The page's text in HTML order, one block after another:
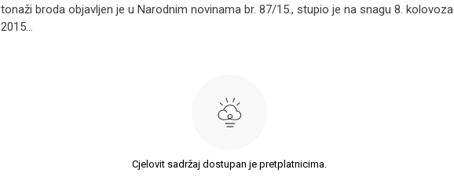
tonaži broda objavljen je u Narodnim novinama br. 87/15., stupio je na snagu 8. kolovoza
2015...
Cjelovit sadržaj dostupan je pretplatnicima.